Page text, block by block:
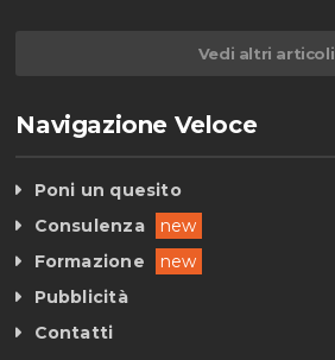
Vedi altri articoli
Navigazione Veloce
Poni un quesito
Consulenza
new
Formazione
new
Pubblicità
Contatti